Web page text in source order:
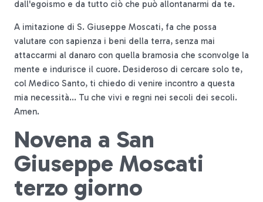
dall'egoismo e da tutto ciò che può allontanarmi da te.
A imitazione di S. Giuseppe Moscati, fa che possa
valutare con sapienza i beni della terra, senza mai
attaccarmi al danaro con quella bramosia che sconvolge la
mente e indurisce il cuore. Desideroso di cercare solo te,
col Medico Santo, ti chiedo di venire incontro a questa
mia necessità... Tu che vivi e regni nei secoli dei secoli.
Amen.
Novena a San
Giuseppe Moscati
terzo giorno